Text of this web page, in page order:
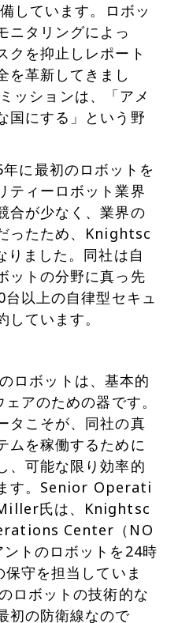
しています。ロボッ
ニタリングによっ
クを抑止しレポート
を革新してきまし
ッションは、「アメ
国にする」という野
に最初のロボットを
ティーロボット業界
合が少なく、業界の
ったため、Knightsc
ました。同社は自
ットの分野に真っ先
以上の自律型セキュ
しています。
ロボットは、基本的
アのための器です。
タこそが、同社の真
ムを稼働するために
、可能な限り効率的
す。Senior Operati
氏は、Knightsc
Center（NO
トのロボットを24時
守を担当していま
ロボットの技術的な
初の防衛線なので